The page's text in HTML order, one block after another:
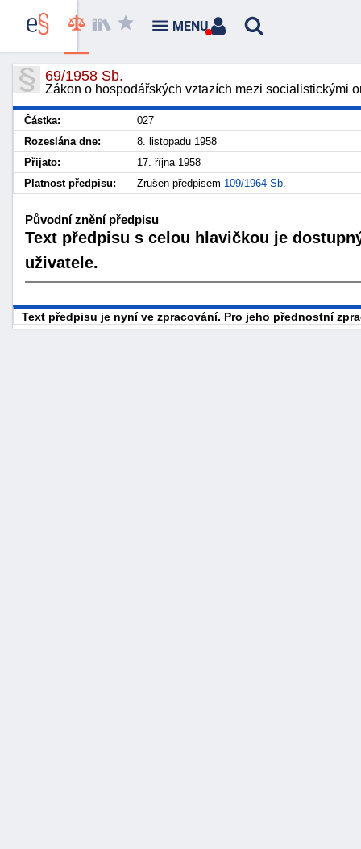
69/1958 Sb.
Zákon o hospodářských vztazích mezi socialistickými
Částka:
027
Rozeslána dne:
8. listopadu 1958
Přijato:
17. října 1958
Platnost předpisu:
Zrušen předpisem 109/1964 Sb.
Původní znění předpisu
Text předpisu s celou hlavičkou je
uživatele.
Text předpisu je nyní ve zpracování. Pro jeho přednostní
MENU